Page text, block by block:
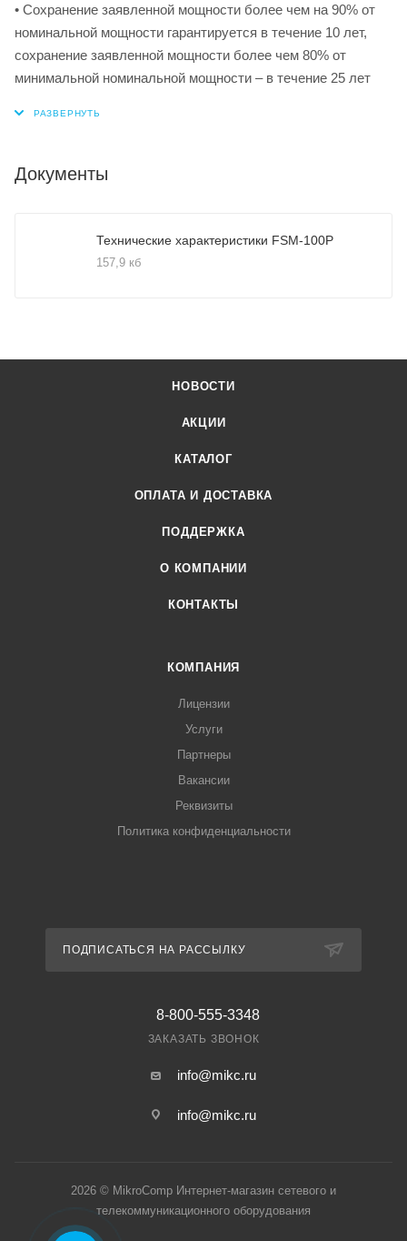
• Сохранение заявленной мощности более чем на 90% от
номинальной мощности гарантируется в течение 10 лет,
сохранение заявленной мощности более чем 80% от
минимальной номинальной мощности – в течение 25 лет
Документы
Технические характеристики FSM-100P
157,9 кб
НОВОСТИ
АКЦИИ
КАТАЛОГ
ОПЛАТА И ДОСТАВКА
ПОДДЕРЖКА
О КОМПАНИИ
КОНТАКТЫ
КОМПАНИЯ
Лицензии
Услуги
Партнеры
Вакансии
Реквизиты
Политика конфиденциальности
ПОДПИСАТЬСЯ НА РАССЫЛКУ
8-800-555-3348
ЗАКАЗАТЬ ЗВОНОК
info@mikc.ru
info@mikc.ru
2026 © MikroComp Интернет-магазин сетевого и
телекоммуникационного оборудования